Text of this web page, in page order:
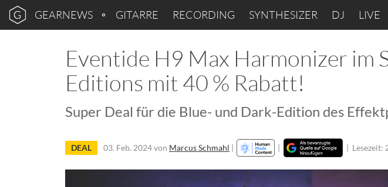
GEARNEWS GITARRE RECORDING SYNTHESIZER DJ LIVE
Eventide H9 Max Harmonizer im
Editions mit 40 % Rabatt!
Super Deal für die Blue- und Dark-Edition des
DEAL 03. Feb. 2024von Marcus Schmahl | | | Lesezeit: